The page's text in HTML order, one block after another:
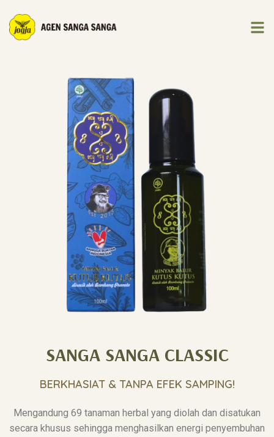
SANGA SANGA CLASSIC
BERKHASIAT & TANPA EFEK SAMPING!
Mengandung 69 tanaman herbal yang diolah dan disatukan
secara khusus sehingga menghasilkan energi penyembuhan